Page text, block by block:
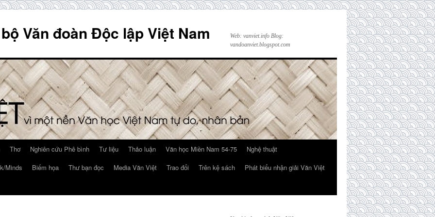
Văn đoàn Độc lập Việt Nam
Web: vanviet.info Blog:
vandoanviet.blogspot.com
Thơ Nghiên cứu Phê bình Tư liệu Thảo luận Văn học Miền Nam 54-75
Nghệ thuật
Minds Biếm họa Thư bạn đọc Media Văn Việt Trao đổi Trên kệ sách
Phát biểu nhận giải Văn Việt